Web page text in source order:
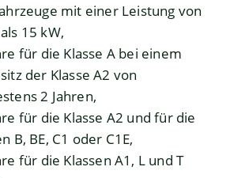
mit einer Leistung von
15 kW,
für die Klasse A bei einem
der Klasse A2 von
2 Jahren,
für die Klasse A2 und für die
B, BE, C1 oder C1E,
für die Klassen A1, L und T